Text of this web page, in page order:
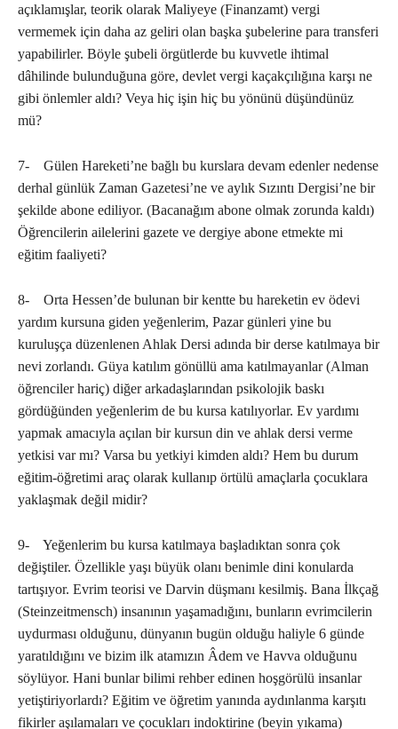
açıklamışlar, teorik olarak Maliyeye (Finanzamt) vergi
vermemek için daha az geliri olan başka şubelerine para transferi
yapabilirler. Böyle şubeli örgütlerde bu kuvvetle ihtimal
dâhilinde bulunduğuna göre, devlet vergi kaçakçılığına karşı ne
gibi önlemler aldı? Veya hiç işin hiç bu yönünü düşündünüz
mü?
7- Gülen Hareketi’ne bağlı bu kurslara devam edenler nedense
derhal günlük Zaman Gazetesi’ne ve aylık Sızıntı Dergisi’ne bir
şekilde abone ediliyor. (Bacanağım abone olmak zorunda kaldı)
Öğrencilerin ailelerini gazete ve dergiye abone etmekte mi
eğitim faaliyeti?
8- Orta Hessen’de bulunan bir kentte bu hareketin ev ödevi
yardım kursuna giden yeğenlerim, Pazar günleri yine bu
kuruluşça düzenlenen Ahlak Dersi adında bir derse katılmaya bir
nevi zorlandı. Güya katılım gönüllü ama katılmayanlar (Alman
öğrenciler hariç) diğer arkadaşlarından psikolojik baskı
gördüğünden yeğenlerim de bu kursa katılıyorlar. Ev yardımı
yapmak amacıyla açılan bir kursun din ve ahlak dersi verme
yetkisi var mı? Varsa bu yetkiyi kimden aldı? Hem bu durum
eğitim-öğretimi araç olarak kullanıp örtülü amaçlarla çocuklara
yaklaşmak değil midir?
9- Yeğenlerim bu kursa katılmaya başladıktan sonra çok
değiştiler. Özellikle yaşı büyük olanı benimle dini konularda
tartışıyor. Evrim teorisi ve Darvin düşmanı kesilmiş. Bana İlkçağ
(Steinzeitmensch) insanının yaşamadığını, bunların evrimcilerin
uydurması olduğunu, dünyanın bugün olduğu haliyle 6 günde
yaratıldığını ve bizim ilk atamızın Âdem ve Havva olduğunu
söylüyor. Hani bunlar bilimi rehber edinen hoşgörülü insanlar
yetiştiriyorlardı? Eğitim ve öğretim yanında aydınlanma karşıtı
fikirler aşılamaları ve çocukları indoktirine (beyin yıkama)